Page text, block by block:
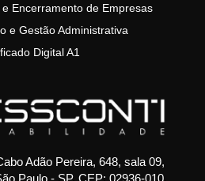
Encerramento de Empresas
e Gestão Administrativa
Digital A1
Adão Pereira, 648, sala 09,
Paulo - SP. CEP: 02936-010.